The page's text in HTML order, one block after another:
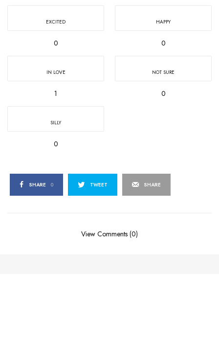
EXCITED
0
HAPPY
0
IN LOVE
1
NOT SURE
0
SILLY
0
SHARE 0 TWEET SHARE
View Comments (0)